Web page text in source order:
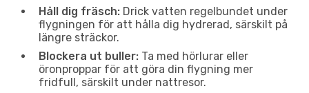
Håll dig fräsch: Drick vatten regelbundet under
flygningen för att hålla dig hydrerad, särskilt på
längre sträckor.
Blockera ut buller: Ta med hörlurar eller
öronproppar för att göra din flygning mer
fridfull, särskilt under nattresor.